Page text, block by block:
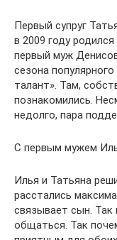
Первый супруг
в 2009 году
первый муж
сезона
талант». Там,
познакомились.
недолго, пара
С первым мужем
Илья и Татьяна
расстались
связывает сын. Так
общаться. Так